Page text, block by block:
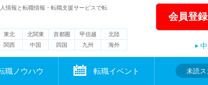
情報と転職情報・転職支援サービスで転
東北 北関東 首都圏 甲信越
北陸
関西 中国 四国 九州 海外
会員登録
職ノウハウ 転職イベント 未読ス